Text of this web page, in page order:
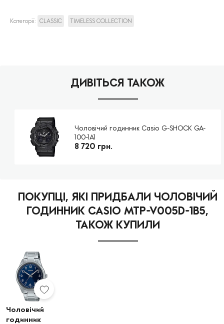
Категорії: CLASSIC TIMELESS COLLECTION
ДИВІТЬСЯ ТАКОЖ
Чоловічий годинник Casio G-SHOCK GA-
100-1A1
8 720 грн.
ПОКУПЦІ, ЯКІ ПРИДБАЛИ ЧОЛОВІЧИЙ
ГОДИННИК CASIO MTP-V005D-1B5,
ТАКОЖ КУПИЛИ
Чоловічий
годинник